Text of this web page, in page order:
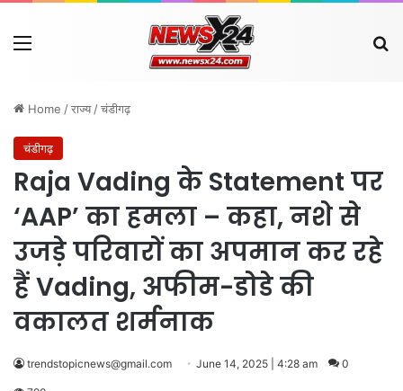
Menu
Home /राज्य /चंडीगढ़
चंडीगढ़
Raja Vading के Statement पर
‘AAP’ का हमला – कहा, नशे से
उजड़े परिवारों का अपमान कर रहे
हैं Vading, अफीम-डोडे की
वकालत शर्मनाक
trendstopicnews@gmail.com June 14, 2025 | 4:28 am 0